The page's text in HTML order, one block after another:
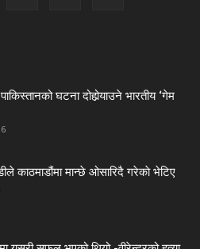
पाकिस्तानको घटना दोहोर्‍याउने भारतीय ‘गेम
काठमाडौंमा मान्छे ओसारिदै गरेकाे भेटिए